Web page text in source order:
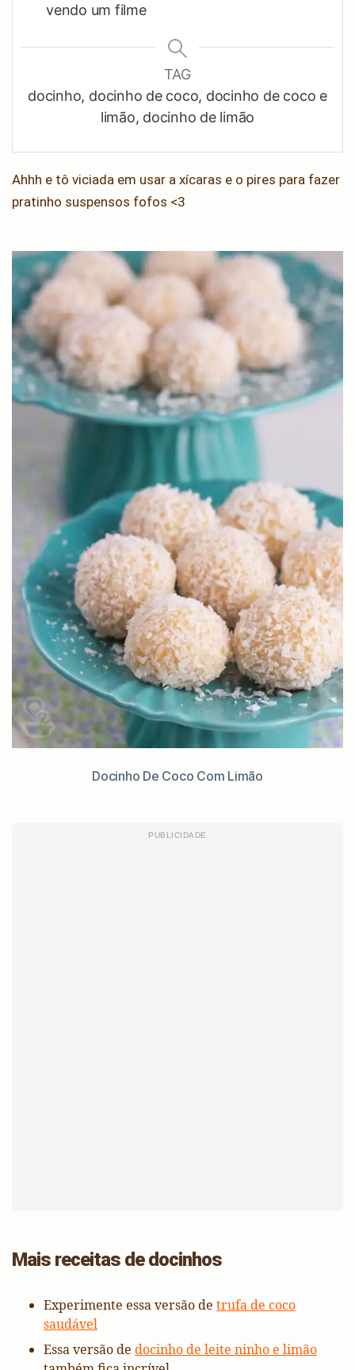
vendo um filme
TAG
docinho, docinho de coco, docinho de coco e
limão, docinho de limão
Ahhh e tô viciada em usar a xícaras e o pires para fazer
pratinho suspensos fofos <3
Docinho De Coco Com Limão
Mais receitas de docinhos
Experimente essa versão de trufa de coco
saudável
Essa versão de docinho de leite ninho e limão